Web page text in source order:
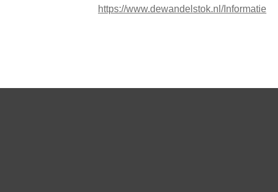
https://www.dewandelstok.nl/Informatie